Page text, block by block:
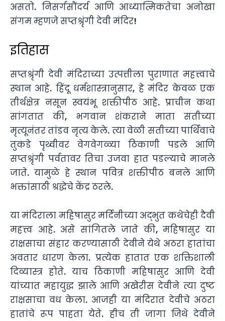
असतो. निसर्गसौंदर्य आणि आध्यात्मिकतेचा अनोखा
संगम म्हणजे सप्तश्रृंगी देवी मंदिर!
इतिहास
सप्तश्रृंगी देवी मंदिराच्या उत्पत्तीला पुराणात महत्त्वाचे
स्थान आहे. हिंदू धर्मशास्त्रानुसार, हे मंदिर केवळ एक
तीर्थक्षेत्र नसून स्वयंभू शक्तीपीठ आहे. प्राचीन कथा
सांगतात की, भगवान शंकराने माता सतीच्या
मृत्यूनंतर तांडव नृत्य केले. त्या वेळी सतीच्या पार्थिवाचे
तुकडे पृथ्वीवर वेगवेगळ्या ठिकाणी पडले आणि
सप्तश्रृंगी पर्वतावर तिचा उजवा हात पडल्याचे मानले
जाते. यामुळे हे स्थान पवित्र शक्तीपीठ बनले आणि
भक्तांसाठी श्रद्धेचे केंद्र ठरले.
या मंदिराला महिषासुर मर्दिनीच्या अद्भुत कथेचेही दैवी
महत्त्व आहे. असे सांगितले जाते की, महिषासुर या
राक्षसाचा संहार करण्यासाठी देवीने येथे अठरा हातांचा
अवतार धारण केला. प्रत्येक हातात एक शक्तिशाली
दिव्यास्त्र होते. याच ठिकाणी महिषासुर आणि देवी
यांच्यात महायुद्ध झाले आणि अखेरीस देवीने त्या दुष्ट
राक्षसाचा वध केला. आजही या मंदिरात देवीचे अठरा
हातांचे रूप पाहता येते. हीच ती जागा जिथे देवीने